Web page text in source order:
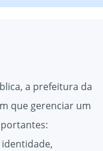
a prefeitura da
que gerenciar um